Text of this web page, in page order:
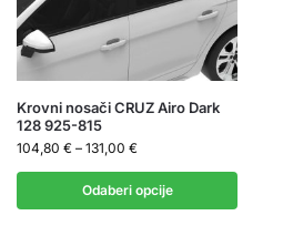
Krovni nosači CRUZ Airo Dark
128 925-815
104,80 € – 131,00 €
Odaberi opcije